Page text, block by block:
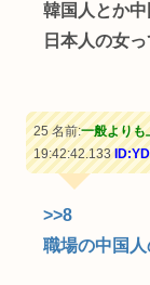
韓国人とか
日本人の女
25 名前:一般よりも
19:42:42.133
>>8
職場の中国